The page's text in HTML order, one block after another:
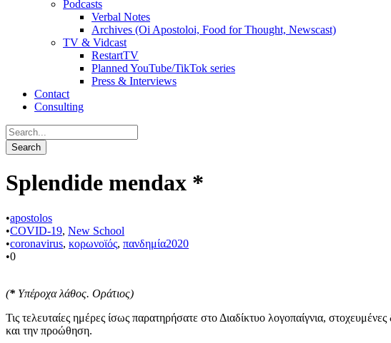
Podcasts
Verbal Notes
Archives (Oi Apostoloi, Food for Thought, Newscast)
TV & Vidcast
RestartTV
Planned YouTube/TikTok series
Press & Interviews
Contact
Consulting
Splendide mendax *
•apostolos
•COVID-19, New School
•coronavirus, κορωνοϊός, πανδημία2020
•0
(* Υπέροχα λάθος. Οράτιος)
Τις τελευταίες ημέρες ίσως παρατηρήσατε στο Διαδίκτυο λογοπαίγνια,
και την προώθηση.